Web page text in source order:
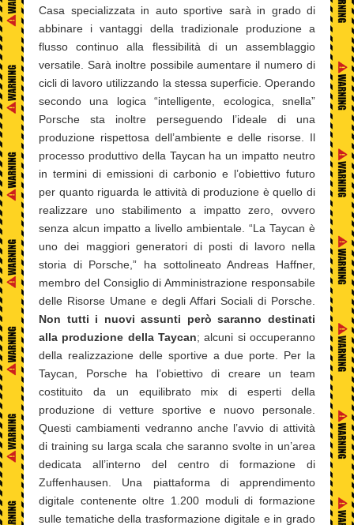
Casa specializzata in auto sportive sarà in grado di
abbinare i vantaggi della tradizionale produzione a
flusso continuo alla flessibilità di un assemblaggio
versatile. Sarà inoltre possibile aumentare il numero di
cicli di lavoro utilizzando la stessa superficie. Operando
secondo una logica “intelligente, ecologica, snella”
Porsche sta inoltre perseguendo l’ideale di una
produzione rispettosa dell’ambiente e delle risorse. Il
processo produttivo della Taycan ha un impatto neutro
in termini di emissioni di carbonio e l’obiettivo futuro
per quanto riguarda le attività di produzione è quello di
realizzare uno stabilimento a impatto zero, ovvero
senza alcun impatto a livello ambientale. “La Taycan è
uno dei maggiori generatori di posti di lavoro nella
storia di Porsche,” ha sottolineato Andreas Haffner,
membro del Consiglio di Amministrazione responsabile
delle Risorse Umane e degli Affari Sociali di Porsche.
Non tutti i nuovi assunti però saranno destinati
alla produzione della Taycan; alcuni si occuperanno
della realizzazione delle sportive a due porte. Per la
Taycan, Porsche ha l’obiettivo di creare un team
costituito da un equilibrato mix di esperti della
produzione di vetture sportive e nuovo personale.
Questi cambiamenti vedranno anche l’avvio di attività
di training su larga scala che saranno svolte in un’area
dedicata all’interno del centro di formazione di
Zuffenhausen. Una piattaforma di apprendimento
digitale contenente oltre 1.200 moduli di formazione
sulle tematiche della trasformazione digitale e in grado